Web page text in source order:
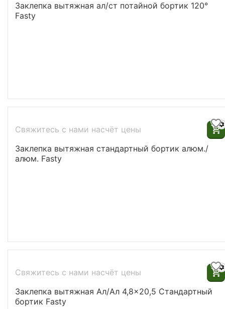
Заклепка вытяжная ал/ст потайной бортик 120°
Fasty
Свяжитесь с нами насчёт цены
Заклепка вытяжная стандартный бортик алюм./
алюм. Fasty
Свяжитесь с нами насчёт цены
Заклепка вытяжная Ал/Ал 4,8x20,5 Стандартный
бортик Fasty